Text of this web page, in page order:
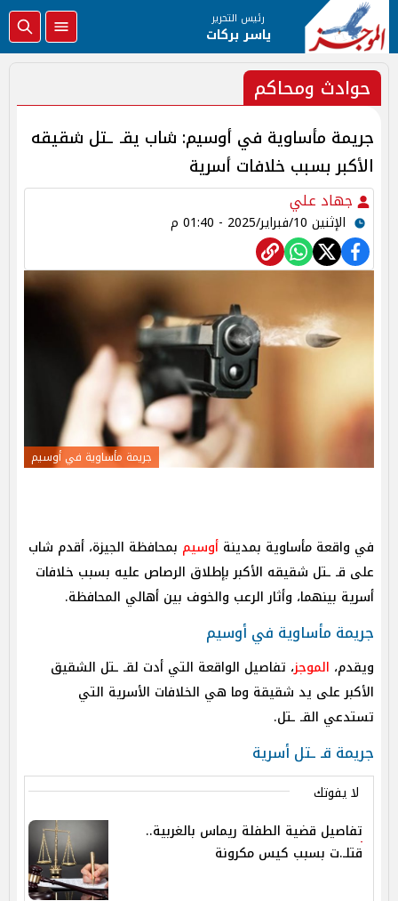
رئيس التحرير
ياسر بركات
حوادث ومحاكم
جريمة مأساوية في أوسيم: شاب يقـ ـتل شقيقه
الأكبر بسبب خلافات أسرية
جهاد علي
الإثنين 10/فبراير/2025 - 01:40 م
جريمة مأساوية في أوسيم
في واقعة مأساوية بمدينة أوسيم بمحافظة الجيزة، أقدم شاب
على قـ ـتل شقيقه الأكبر بإطلاق الرصاص عليه بسبب خلافات
أسرية بينهما، وأثار الرعب والخوف بين أهالي المحافظة.
جريمة مأساوية في أوسيم
ويقدم، الموجز، تفاصيل الواقعة التي أدت لقـ ـتل الشقيق
الأكبر على يد شقيقة وما هي الخلافات الأسرية التي
تستدعي القـ ـتل.
جريمة قـ ـتل أسرية
لا يفوتك
تفاصيل قضية الطفلة ريماس بالغربية..
قتلـ.ت بسبب كيس مكرونة